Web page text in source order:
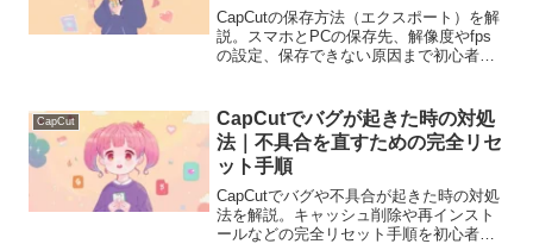
CapCutの保存方法（エクスポート）を解
説。スマホとPCの保存先、解像度やfps
の設定、保存できない原因まで初心者向
CapCut
CapCutでバグが起きた時の対処
法｜不具合を直すための完全リセ
ット手順
CapCutでバグや不具合が起きた時の対処
法を解説。キャッシュ削除や再インスト
ールなどの完全リセット手順を初心者向